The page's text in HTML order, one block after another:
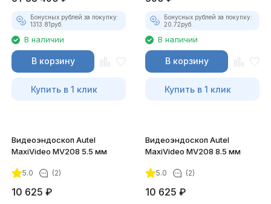
Бонусных рублей за покупку:
1313.81руб.
В наличии
В корзину
Купить в 1 клик
Бонусных рублей за покупку:
20.72руб.
В наличии
В корзину
Купить в 1 клик
Видеоэндоскоп Autel
MaxiVideo MV208 5.5 мм
5.0 (2)
10 625 ₽
Видеоэндоскоп Autel
MaxiVideo MV208 8.5 мм
5.0 (2)
10 625 ₽